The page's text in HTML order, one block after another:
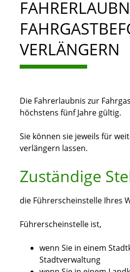
VERLÄNGERN
Die Fahrerlaubnis zur
höchstens fünf Jahre gültig.
Sie können sie jeweils für
verlängern lassen.
Zuständige
die Führerscheinstelle Ihres
Führerscheinstelle ist,
wenn Sie in einem
Stadtverwaltung